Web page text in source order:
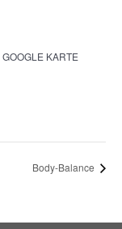
GOOGLE KARTE
Body-Balance